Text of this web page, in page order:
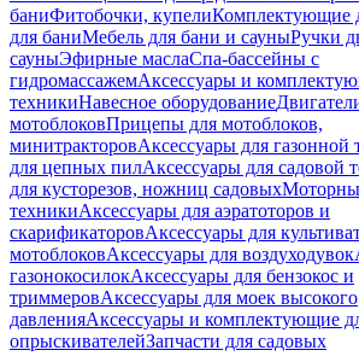
баниФитобочки, купелиКомплектующие
для баниМебель для бани и сауныРучки
сауныЭфирные маслаСпа-бассейны с
гидромассажемАксессуары и
техникиНавесное оборудование
мотоблоковПрицепы для мотоблоков,
минитракторовАксессуары для газонной
для цепных пилАксессуары для садовой
для кусторезов, ножниц садовых
техникиАксессуары для аэратоторов и
скарификаторовАксессуары для
мотоблоковАксессуары для воздуходувок
газонокосилокАксессуары для бензокос и
триммеровАксессуары для моек высокого
давленияАксессуары и комплектующие
опрыскивателейЗапчасти для садовых